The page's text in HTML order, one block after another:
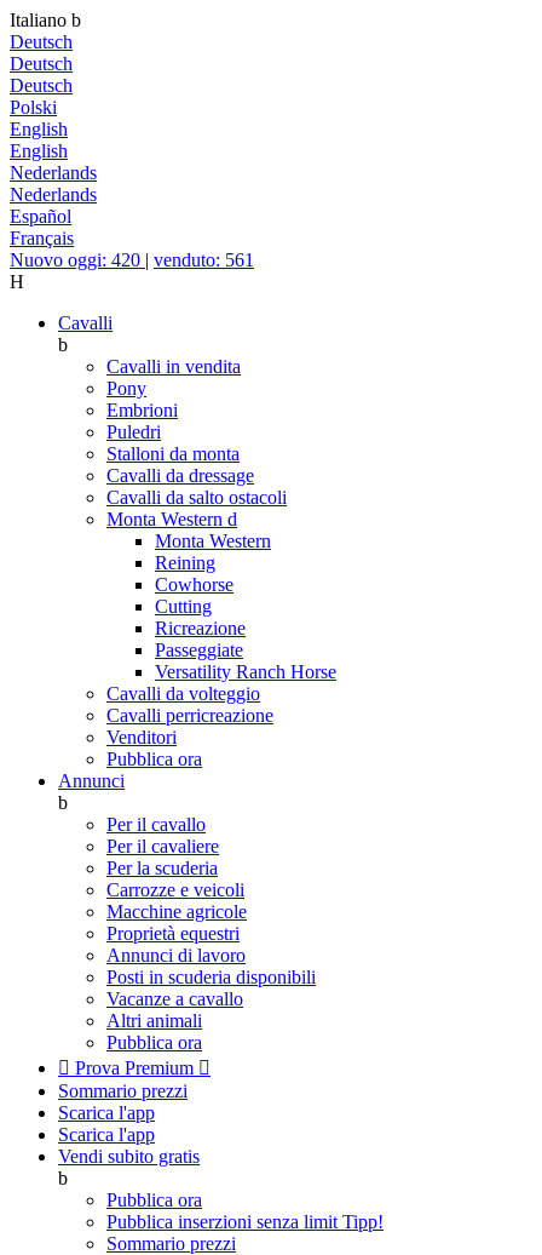
Italiano b
Deutsch
Deutsch
Deutsch
Polski
English
English
Nederlands
Nederlands
Español
Français
Nuovo oggi: 420 | venduto: 561
H
Cavalli
b
Cavalli in vendita
Pony
Embrioni
Puledri
Stalloni da monta
Cavalli da dressage
Cavalli da salto ostacoli
Monta Western d
Monta Western
Reining
Cowhorse
Cutting
Ricreazione
Passeggiate
Versatility Ranch Horse
Cavalli da volteggio
Cavalli perricreazione
Venditori
Pubblica ora
Annunci
b
Per il cavallo
Per il cavaliere
Per la scuderia
Carrozze e veicoli
Macchine agricole
Proprietà equestri
Annunci di lavoro
Posti in scuderia disponibili
Vacanze a cavallo
Altri animali
Pubblica ora
 Prova Premium 
Sommario prezzi
Scarica l'app
Scarica l'app
Vendi subito gratis
b
Pubblica ora
Pubblica inserzioni senza limit Tipp!
Sommario prezzi